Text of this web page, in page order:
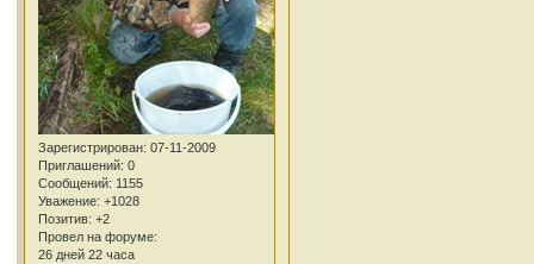
Зарегистрирован: 07-11-2009
Приглашений: 0
Сообщений: 1155
Уважение: +1028
Позитив: +2
Провел на форуме:
26 дней 22 часа